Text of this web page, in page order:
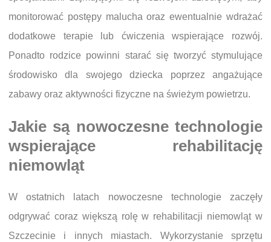
monitorować postępy malucha oraz ewentualnie wdrażać
dodatkowe terapie lub ćwiczenia wspierające rozwój.
Ponadto rodzice powinni starać się tworzyć stymulujące
środowisko dla swojego dziecka poprzez angażujące
zabawy oraz aktywności fizyczne na świeżym powietrzu.
Jakie są nowoczesne technologie
wspierające rehabilitację
niemowląt
W ostatnich latach nowoczesne technologie zaczęły
odgrywać coraz większą rolę w rehabilitacji niemowląt w
Szczecinie i innych miastach. Wykorzystanie sprzętu